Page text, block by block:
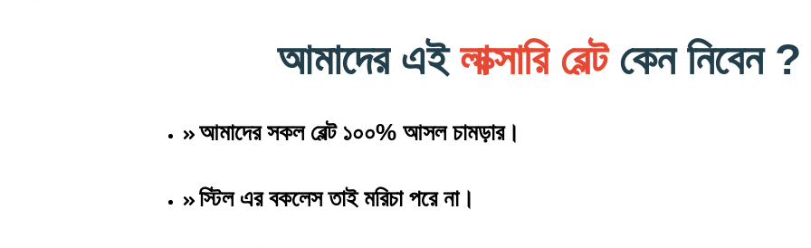
আমাদের এইলাক্সারি বেল্টকেন নিবেন ?
আমাদের সকল বেল্ট ১০০% আসল চামড়ার।
স্টিল এর বকলেস তাই মরিচা পরে না।